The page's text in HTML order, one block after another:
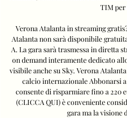
TIM per
Verona Atalanta in streaming
Atalanta non sarà disponibile
A. La gara sarà trasmessa in diretta
on demand interamente dedicato
visibile anche su Sky. Verona
calcio internazionale Abbonarsi
consente di risparmiare fino a 220
(CLICCA QUI) è conveniente
gara ma la